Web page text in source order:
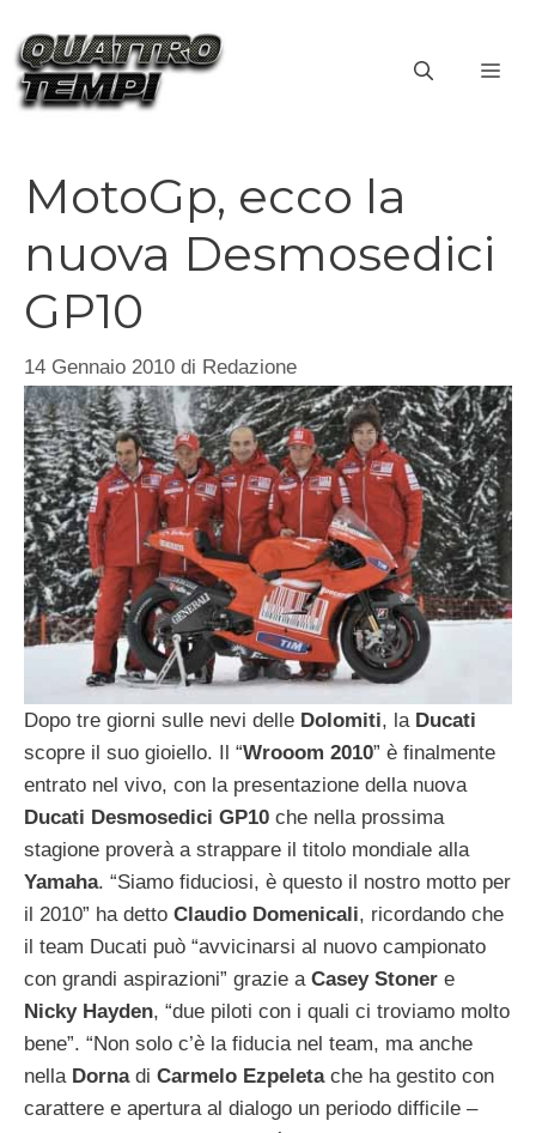
contenuto
MotoGp, ecco la
nuova Desmosedici
GP10
14 Gennaio 2010 di Redazione
Dopo tre giorni sulle nevi delle Dolomiti, la Ducati
scopre il suo gioiello. Il “Wrooom 2010” è finalmente
entrato nel vivo, con la presentazione della nuova
Ducati Desmosedici GP10 che nella prossima
stagione proverà a strappare il titolo mondiale alla
Yamaha. “Siamo fiduciosi, è questo il nostro motto per
il 2010” ha detto Claudio Domenicali, ricordando che
il team Ducati può “avvicinarsi al nuovo campionato
con grandi aspirazioni” grazie a Casey Stoner e
Nicky Hayden, “due piloti con i quali ci troviamo molto
bene”. “Non solo c’è la fiducia nel team, ma anche
nella Dornadi Carmelo Ezpeletache ha gestito con
carattere e apertura al dialogo un periodo difficile –